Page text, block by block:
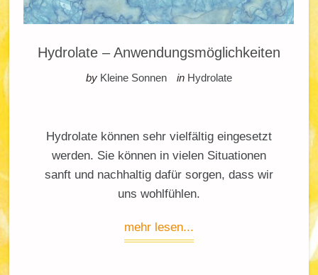
Hydrolate – Anwendungsmöglichkeiten
by Kleine Sonnen in Hydrolate
Hydrolate können sehr vielfältig eingesetzt
werden. Sie können in vielen Situationen
sanft und nachhaltig dafür sorgen, dass wir
uns wohlfühlen.
mehr lesen...